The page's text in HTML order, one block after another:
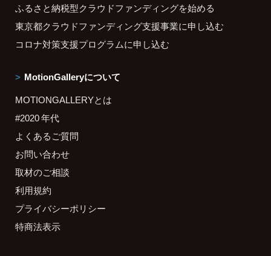
ふるさと納税型クラウドファンディングを始める
東京都クラウドファンディング支援事業に申し込む
コロナ対策支援プログラムに申し込む
MotionGalleryについて
MOTIONGALLERYとは
#2020 年代
よくあるご質問
お問い合わせ
取材のご相談
利用規約
プライバシーポリシー
特商法表示